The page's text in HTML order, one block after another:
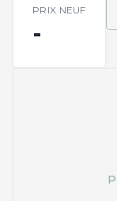
PRIX NEUF
-